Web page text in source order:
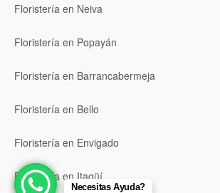
Floristería en Neiva
Floristería en Popayán
Floristería en Barrancabermeja
Floristería en Bello
Floristería en Envigado
Floristería en Itagüí
Necesitas Ayuda?